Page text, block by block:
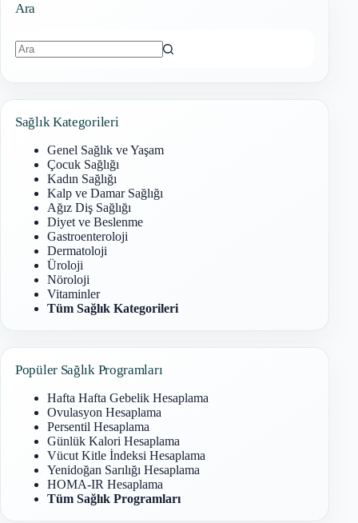
Ara
Sağlık Kategorileri
Genel Sağlık ve Yaşam
Çocuk Sağlığı
Kadın Sağlığı
Kalp ve Damar Sağlığı
Ağız Diş Sağlığı
Diyet ve Beslenme
Gastroenteroloji
Dermatoloji
Üroloji
Nöroloji
Vitaminler
Tüm Sağlık Kategorileri
Popüler Sağlık Programları
Hafta Hafta Gebelik Hesaplama
Ovulasyon Hesaplama
Persentil Hesaplama
Günlük Kalori Hesaplama
Vücut Kitle İndeksi Hesaplama
Yenidoğan Sarılığı Hesaplama
HOMA-IR Hesaplama
Tüm Sağlık Programları